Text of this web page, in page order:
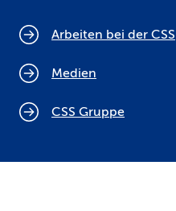
Arbeiten bei der CSS
Medien
CSS Gruppe